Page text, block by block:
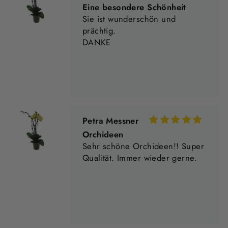
Orchideen
Sehr schöne Orchideen!! Super
Qualität. Immer wieder gerne.
Ursula Laubeck
Wunder schön
Bin sehr zugestellt immer imm
wiedereben Marco